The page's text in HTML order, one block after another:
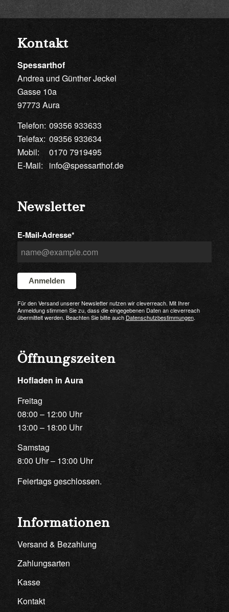
Kontakt
Spessarthof
Andrea und Günther Jeckel
Gasse 10a
97773 Aura
Telefon: 09356 933633
Telefax: 09356 933634
Mobil:
0170 7919495
E-Mail:
info@spessarthof.de
Newsletter
E-Mail-Adresse*
Anmelden
Für den Versand unserer Newsletter nutzen wir cleverreach. Mit Ihrer
Anmeldung stimmen Sie zu, dass die eingegebenen Daten an cleverreach
übermittelt werden. Beachten Sie bitte auch Datenschutzbestimmungen.
Öffnungszeiten
Hofladen in Aura
Freitag
08:00 – 12:00 Uhr
13:00 – 18:00 Uhr
Samstag
8:00 Uhr – 13:00 Uhr
Feiertags geschlossen.
Informationen
Versand & Bezahlung
Zahlungsarten
Kasse
Kontakt